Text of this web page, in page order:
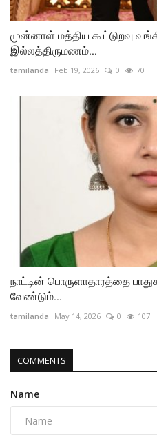
முன்னாள் மத்திய கூட்டுறவு
இல்லத்திருமணம்...
tamilanda Feb 19, 2026 0 70
நாட்டின் பொருளாதாரத்தை
வேண்டும்...
tamilanda May 14, 2026 0 107
COMMENTS
Name